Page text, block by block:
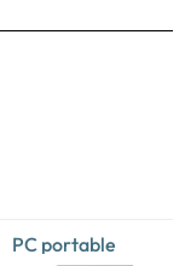
PC portable